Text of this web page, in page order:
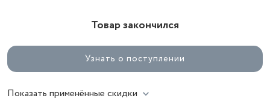
Товар закончился
Узнать о поступлении
Показать применённые скидки